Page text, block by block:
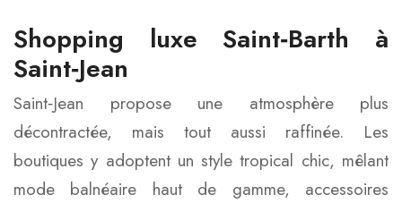
Shopping luxe Saint‑Barth à
Saint‑Jean
Saint‑Jean propose une atmosphère plus
décontractée, mais tout aussi raffinée. Les
boutiques y adoptent un style tropical chic, mêlant
mode balnéaire haut de gamme, accessoires